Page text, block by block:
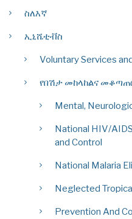
ስለእኛ
ኢኒሼቲቭስ
Voluntary Services
የበሽታ መከላከልና
Mental,
National HIV/
and Control
National Malaria
Neglected
Prevention And